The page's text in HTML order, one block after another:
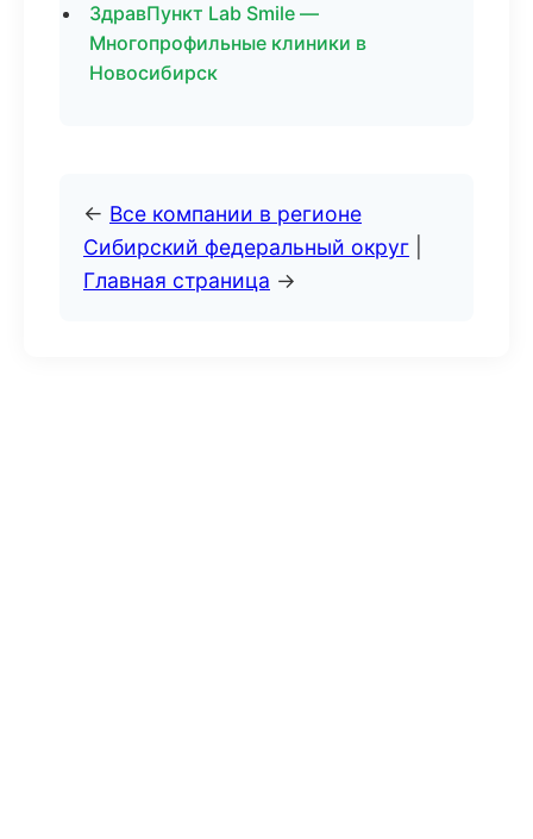
ЗдравПункт Lab Smile —
Многопрофильные клиники в
Новосибирск
← Все компании в регионе
Сибирский федеральный округ
Главная страница →